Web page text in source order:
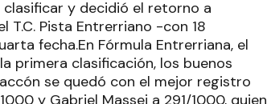
y decidió el retorno a
T.C. Pista Entrerriano -con 18
fecha.En Fórmula Entrerriana, el
primera clasificación, los buenos
se quedó con el mejor registro
y Gabriel Massei a 291/1000, quien